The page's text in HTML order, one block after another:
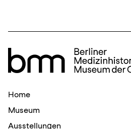
Home
Museum
Ausstellungen